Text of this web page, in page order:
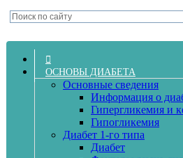
ОСНОВЫ ДИАБЕТА
Основные сведения
Информация о
Гипергликемия и
Гипогликемия
Диабет 1-го типа
Диабет